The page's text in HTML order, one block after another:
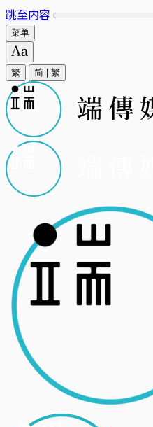
跳至内容
菜单
繁 简 繁